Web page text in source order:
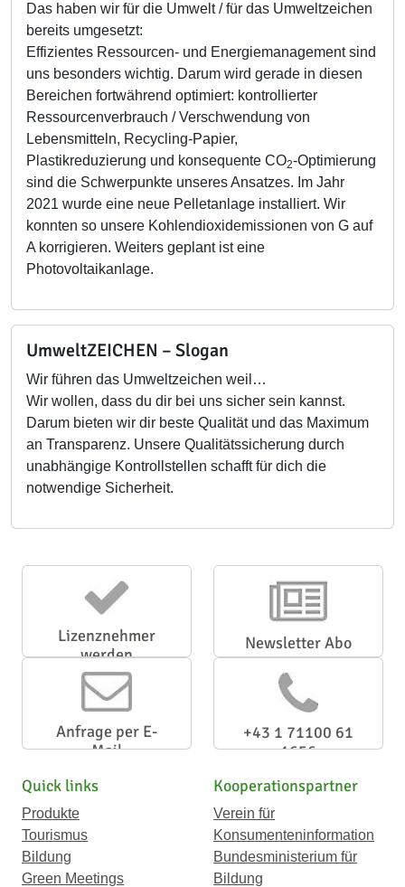
Das haben wir für die Umwelt / für das Umweltzeichen
bereits umgesetzt:
Effizientes Ressourcen- und Energiemanagement sind
uns besonders wichtig. Darum wird gerade in diesen
Bereichen fortwährend optimiert: kontrollierter
Ressourcenverbrauch / Verschwendung von
Lebensmitteln, Recycling-Papier,
Plastikreduzierung und konsequente CO2-Optimierung
sind die Schwerpunkte unseres Ansatzes. Im Jahr
2021 wurde eine neue Pelletanlage installiert. Wir
konnten so unsere Kohlendioxidemissionen von G auf
A korrigieren. Weiters geplant ist eine
Photovoltaikanlage.
UmweltZEICHEN – Slogan
Wir führen das Umweltzeichen weil…
Wir wollen, dass du dir bei uns sicher sein kannst.
Darum bieten wir dir beste Qualität und das Maximum
an Transparenz. Unsere Qualitätssicherung durch
unabhängige Kontrollstellen schafft für dich die
notwendige Sicherheit.
Lizenznehmer
werden
Newsletter Abo
Anfrage per E-
Mail
+43 1 71100 61
1656
Quick links
Produkte
Tourismus
Bildung
Green Meetings
Kooperationspartner
Verein für
Konsumenteninformation
Bundesministerium für
Bildung